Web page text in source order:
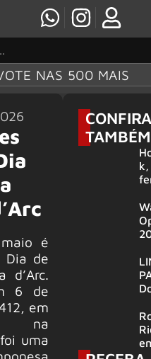
NAS 500 MAIS
é
Dia de
d’Arc.
6 de
em
na
uma
CONFIRA
TAMBÉM
k,
6
já
e